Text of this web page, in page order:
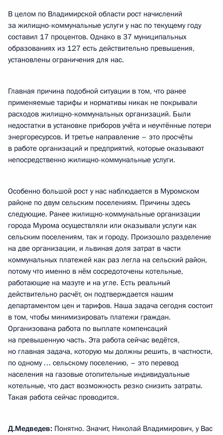
В целом по Владимирской области рост начислений
за жилищно-коммунальные услуги у нас по текущему году
составил 17 процентов. Однако в 37 муниципальных
образованиях из 127 есть действительно превышения,
установлены ограничения для нас.
Главная причина подобной ситуации в том, что ранее
применяемые тарифы и нормативы никак не покрывали
расходов жилищно-коммунальных организаций. Были
недостатки в установке приборов учёта и неучтённые потери
энергоресурсов. И третье направление – это просчёты
в работе организаций и предприятий, которые оказывают
непосредственно жилищно-коммунальные услуги.
Особенно большой рост у нас наблюдается в Муромском
районе по двум сельским поселениям. Причины здесь
следующие. Ранее жилищно-коммунальные организации
города Мурома осуществляли или оказывали услуги как
сельским поселениям, так и городу. Произошло разделение
на две организации, и львиная доля затрат в части
коммунальных платежей как раз легла на сельский район,
потому что именно в нём сосредоточены котельные,
работающие на мазуте и на угле. Есть реальный
действительно расчёт, он подтверждается нашим
департаментом цен и тарифов. Наша задача сегодня состоит
в том, чтобы минимизировать платежи граждан.
Организована работа по выплате компенсаций
на превышенную часть. Эта работа сейчас ведётся,
но главная задача, которую мы должны решить, в частности,
по одному … сельскому поселению, – это перевод
населения на газовые отопительные индивидуальные
котельные, что даст возможность резко снизить затраты.
Такая работа сейчас проводится.
Д.Медведев: Понятно. Значит, Николай Владимирович, у Вас